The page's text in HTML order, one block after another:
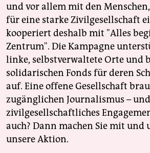
und vor allem mit den
für eine starke Zivilgesellschaft
kooperiert deshalb mit "Alles
Zentrum". Die Kampagne
linke, selbstverwaltete Orte und
solidarischen Fonds für deren
auf. Eine offene Gesellschaft
zugänglichen Journalismus – und
zivilgesellschaftliches
auch? Dann machen Sie mit und
unsere Aktion.